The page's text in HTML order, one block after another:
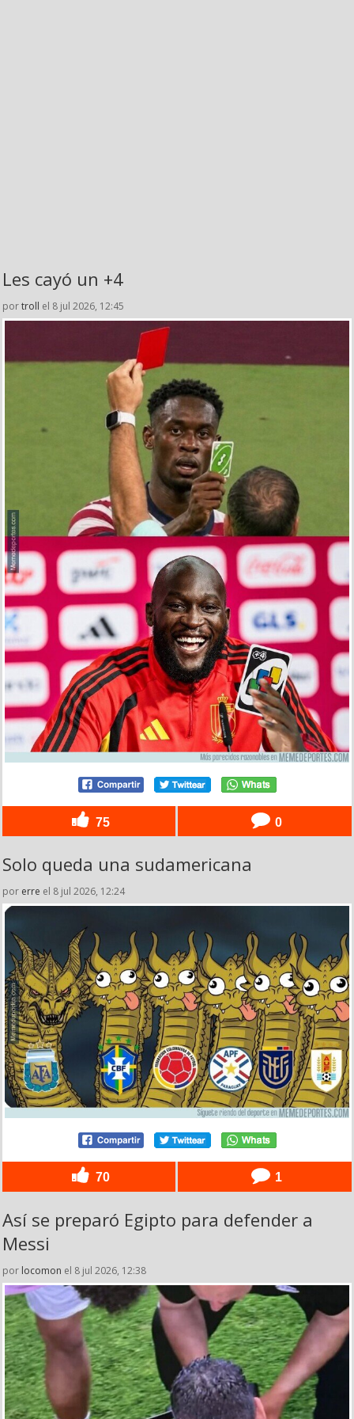
Les cayó un +4
portroll el 8 jul 2026, 12:45
75 0
Solo queda una sudamericana
por erre el 8 jul 2026, 12:24
70 1
Así se preparó Egipto para defender a
Messi
por locomon el 8 jul 2026, 12:38